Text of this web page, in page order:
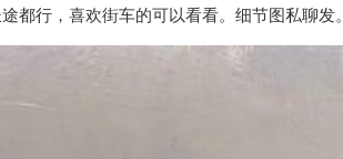
都行，喜欢街车的可以看看。细节图私聊发。